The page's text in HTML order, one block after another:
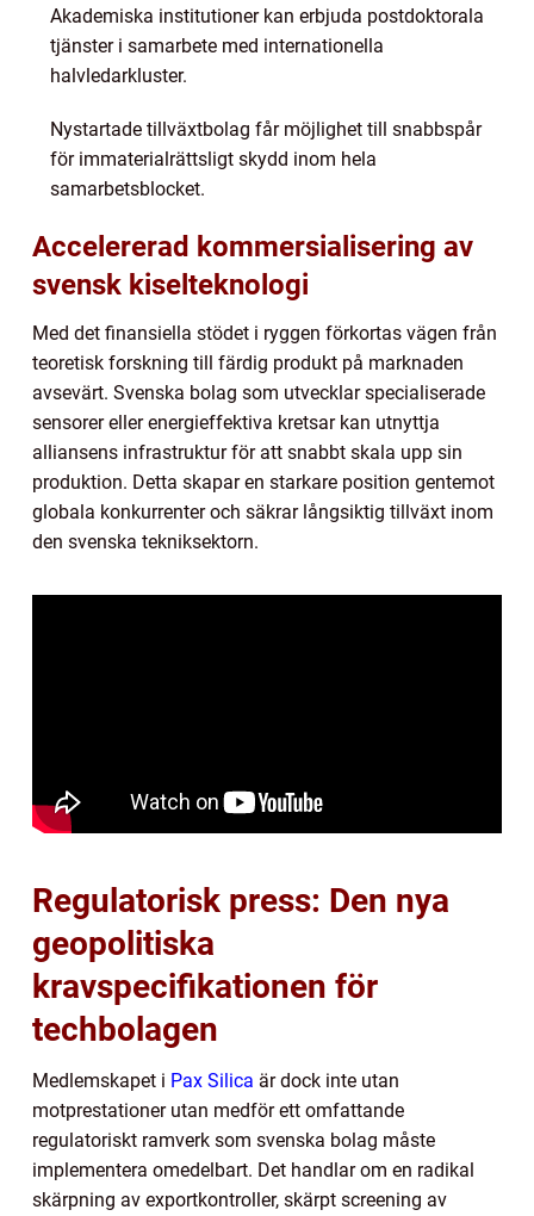
Akademiska institutioner kan erbjuda postdoktorala
tjänster i samarbete med internationella
halvledarkluster.
Nystartade tillväxtbolag får möjlighet till snabbspår
för immaterialrättsligt skydd inom hela
samarbetsblocket.
Accelererad kommersialisering av
svensk kiselteknologi
Med det finansiella stödet i ryggen förkortas vägen från
teoretisk forskning till färdig produkt på marknaden
avsevärt. Svenska bolag som utvecklar specialiserade
sensorer eller energieffektiva kretsar kan utnyttja
alliansens infrastruktur för att snabbt skala upp sin
produktion. Detta skapar en starkare position gentemot
globala konkurrenter och säkrar långsiktig tillväxt inom
den svenska tekniksektorn.
Regulatorisk press: Den nya
geopolitiska
kravspecifikationen för
techbolagen
Medlemskapet i Pax Silica är dock inte utan
motprestationer utan medför ett omfattande
regulatoriskt ramverk som svenska bolag måste
implementera omedelbart. Det handlar om en radikal
skärpning av exportkontroller, skärpt screening av